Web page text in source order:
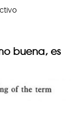
buena, es